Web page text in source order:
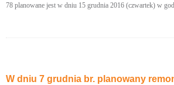
78 planowane jest w dniu 15 grudnia 2016 (czwartek) w
W dniu 7 grudnia br. planowany